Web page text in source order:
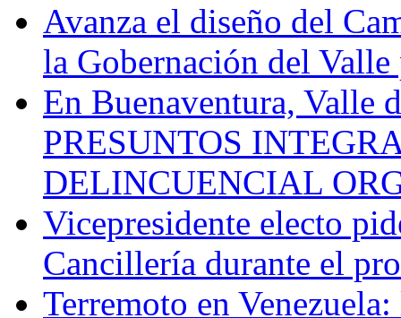
Avanza el diseño del
la Gobernación del
En Buenaventura, Valle
PRESUNTOS
DELINCUENCIAL
Vicepresidente electo
Cancillería durante el
Terremoto en